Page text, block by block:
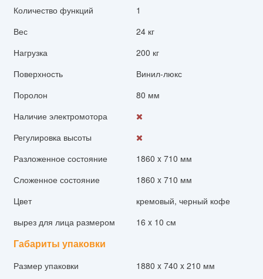
Количество функций
1
Вес
24 кг
Нагрузка
200 кг
Поверхность
Винил-люкс
Поролон
80 мм
Наличие электромотора
Регулировка высоты
Разложенное состояние
1860 x 710 мм
Сложенное состояние
1860 x 710 мм
Цвет
кремовый, черный кофе
вырез для лица размером
16 x 10 см
Габариты упаковки
Размер упаковки
1880 x 740 x 210 мм